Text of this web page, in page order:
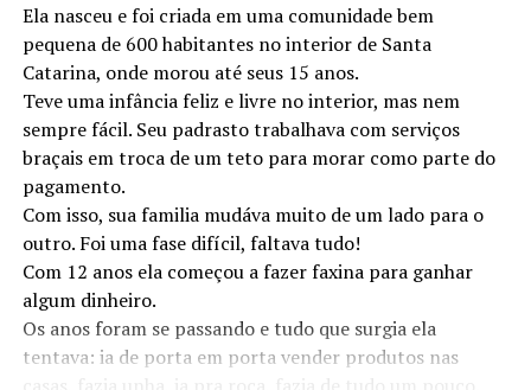
Ela nasceu e foi criada em uma comunidade bem
pequena de 600 habitantes no interior de Santa
Catarina, onde morou até seus 15 anos.
Teve uma infância feliz e livre no interior, mas nem
sempre fácil. Seu padrasto trabalhava com serviços
braçais em troca de um teto para morar como parte do
pagamento.
Com isso, sua familia mudáva muito de um lado para o
outro. Foi uma fase difícil, faltava tudo!
Com 12 anos ela começou a fazer faxina para ganhar
algum dinheiro.
Os anos foram se passando e tudo que surgia ela
tentava: ia de porta em porta vender produtos nas